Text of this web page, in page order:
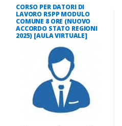
CORSO PER DATORI DI
LAVORO RSPP MODULO
COMUNE 8 ORE (NUOVO
ACCORDO STATO REGIONI
2025) [AULA VIRTUALE]